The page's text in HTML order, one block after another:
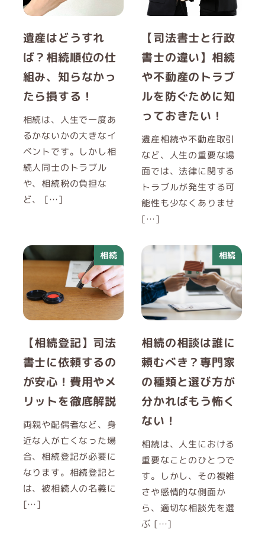
遺産はどうすれ
ば？相続順位の仕
組み、知らなかっ
たら損する！
相続は、人生で一度あ
るかないかの大きなイ
ベントです。しかし相
続人同士のトラブル
や、相続税の負担な
ど、 […]
【司法書士と行政
書士の違い】相続
や不動産のトラブ
ルを防ぐために知
っておきたい！
遺産相続や不動産取引
など、人生の重要な場
面では、法律に関する
トラブルが発生する可
能性も少なくありませ
[…]
相続
【相続登記】司法
書士に依頼するの
が安心！費用やメ
リットを徹底解説
両親や配偶者など、身
近な人が亡くなった場
合、相続登記が必要に
なります。相続登記と
は、被相続人の名義に
[…]
相続
相続の相談は誰に
頼むべき？専門家
の種類と選び方が
分かればもう怖く
ない！
相続は、人生における
重要なことのひとつで
す。しかし、その複雑
さや感情的な側面か
ら、適切な相談先を選
ぶ […]